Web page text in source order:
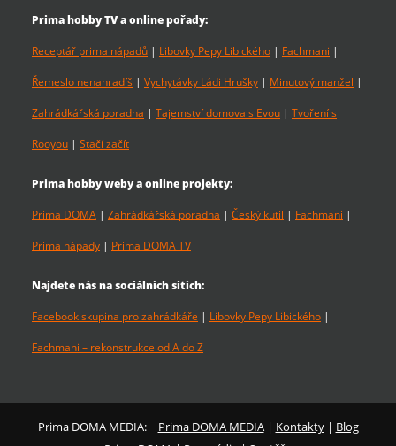
Prima hobby TV a online pořady:
Receptář prima nápadů | Libovky Pepy Libického | Fachmani |
Řemeslo nenahradíš | Vychytávky Ládi Hrušky | Minutový manžel |
Zahrádkářská poradna | Tajemství domova s Evou | Tvoření s
Rooyou | Stačí začít
Prima hobby weby a online projekty:
Prima DOMA | Zahrádkářská poradna | Český kutil | Fachmani |
Prima nápady | Prima DOMA TV
Najdete nás na sociálních sítích:
Facebook skupina pro zahrádkáře | Libovky Pepy Libického |
Fachmani – rekonstrukce od A do Z
Prima DOMA MEDIA: Prima DOMA MEDIA| Kontakty| Blog